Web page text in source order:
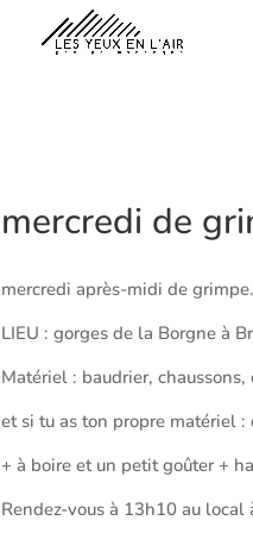
mercredi de
mercredi après-midi de grimpe.
LIEU : gorges de la Borgne à
Matériel : baudrier,
et si tu as ton propre matériel
+ à boire et un petit goûter +
Rendez-vous à 13h10 au